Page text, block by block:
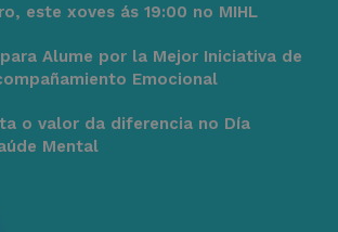
este xoves ás 19:00 no MIHL
Alume por la Mejor Iniciativa de
Emocional
o valor da diferencia no Día
Mental